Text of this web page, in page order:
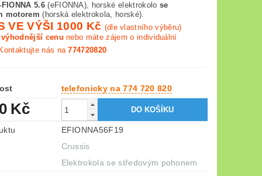
5.6(eFIONNA), horské elektrokolo se
motorem(horská elektrokola, horské).
VE VÝŠI 1000 Kč (dle vlastního výběru)
cenu nebo máte zájem o individuální
nás na774720820
telefonicky na 774 720 820
Kč
EFIONNA56F19
Crussis
Elektrokola se středovým pohonem